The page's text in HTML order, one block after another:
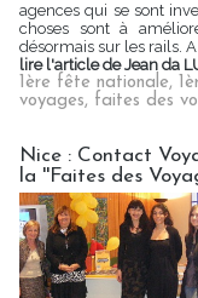
agences qui se sont
choses sont à
désormais sur les rails.
lire l'article de Jean da
1ère fête nationale,
voyages, faites des
Nice : Contact
la ''Faites des